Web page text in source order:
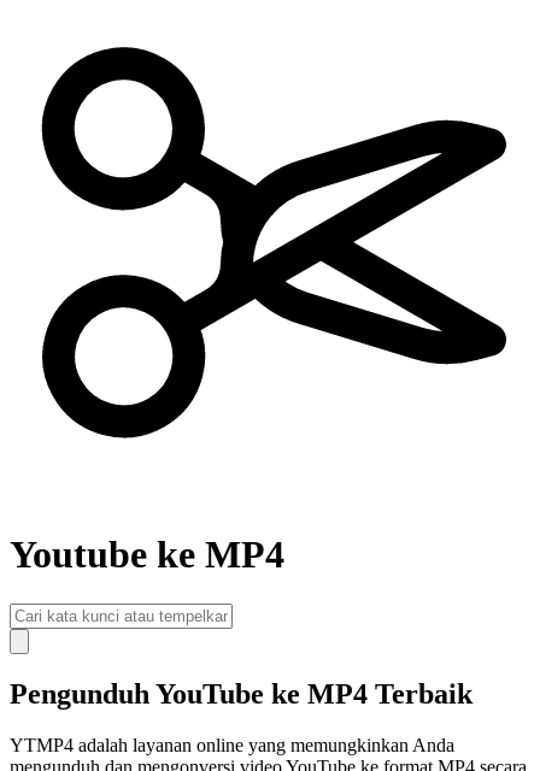
Youtube ke MP4
Pengunduh YouTube ke MP4 Terbaik
YTMP4 adalah layanan online yang memungkinkan Anda
mengunduh dan mengonversi video YouTube ke format MP4 secara